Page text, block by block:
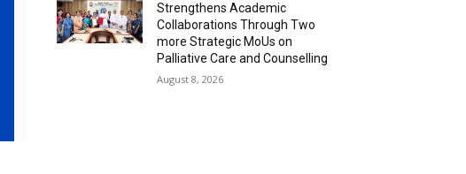
Strengthens Academic
Collaborations Through Two
more Strategic MoUs on
Palliative Care and Counselling
August 8, 2026